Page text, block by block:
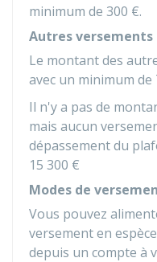
minimum de 300 €.
Autres versements
Le montant des
avec un minimum de
Il n'y a pas de
mais aucun
dépassement du
15 300 €
Modes de
Vous pouvez
versement en
depuis un compte à